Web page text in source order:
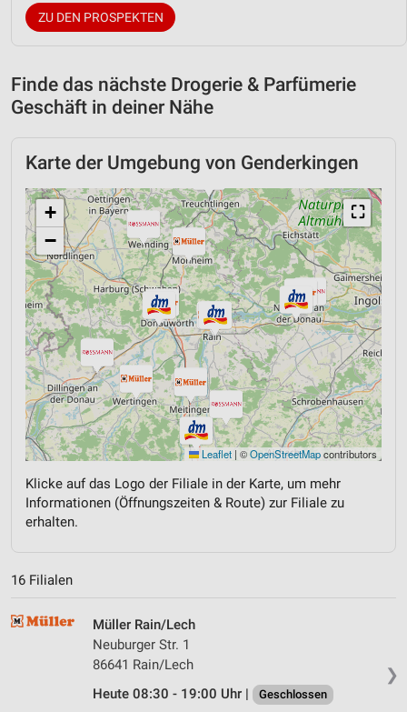
ZU DEN PROSPEKTEN
Finde das nächste Drogerie & Parfümerie
Geschäft in deiner Nähe
Karte der Umgebung von Genderkingen
⛶
+
−
Leaflet | ©OpenStreetMapcontributors
Klicke auf das Logo der Filiale in der Karte, um mehr
Informationen (Öffnungszeiten & Route) zur Filiale zu
erhalten.
16 Filialen
❯
Müller Rain/Lech
Neuburger Str. 1
86641 Rain/Lech
Heute 08:30 - 19:00 Uhr |
Geschlossen